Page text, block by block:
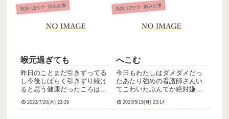
「些細なことで不安定になり
やすい」って書いてあってえ
現にいま正に不安定になって
愚痴･ぼやき･病み記事
喉元過ぎても
昨日のことまだ引きずってる
し今後しばらく引きずり続け
ると思う健康だったころはギ
ど今はやっぱきついなぁたぶ
2023/7/20(木) 23:39
愚痴･ぼやき･病み記事
へこむ
今日もわたしはダメダメだっ
たあたり強めの看護師さんい
てこわいたぶんてか絶対嫌わ
り見て動けてないからだと思
2023/5/15(月) 23:14